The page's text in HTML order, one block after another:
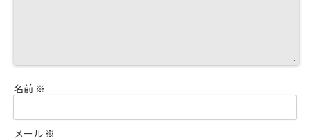
名前 ※
メール ※